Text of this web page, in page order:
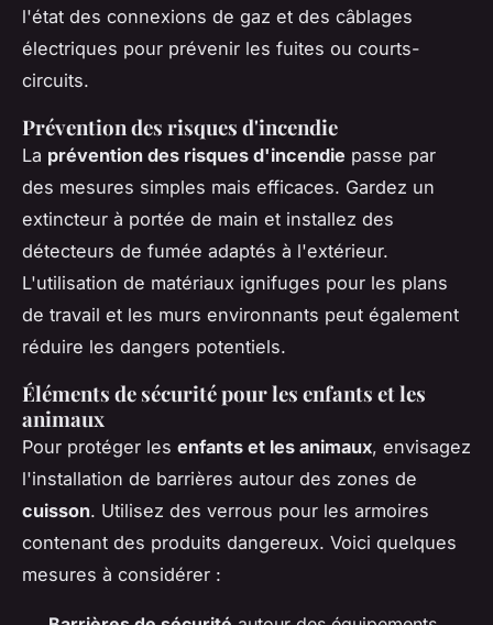
l'état des connexions de gaz et des câblages
électriques pour prévenir les fuites ou courts-
circuits.
Prévention des risques d'incendie
La prévention des risques d'incendie passe par
des mesures simples mais efficaces. Gardez un
extincteur à portée de main et installez des
détecteurs de fumée adaptés à l'extérieur.
L'utilisation de matériaux ignifuges pour les plans
de travail et les murs environnants peut également
réduire les dangers potentiels.
Éléments de sécurité pour les enfants et les
animaux
Pour protéger les enfants et les animaux, envisagez
l'installation de barrières autour des zones de
cuisson. Utilisez des verrous pour les armoires
contenant des produits dangereux. Voici quelques
mesures à considérer :